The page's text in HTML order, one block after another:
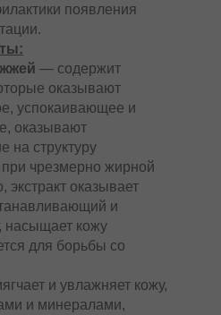
появления
— содержит
оказывают
успокаивающее и
оказывают
на структуру
чрезмерно жирной
экстракт оказывает
и
насыщает кожу
для борьбы со
и увлажняет кожу,
и минералами,